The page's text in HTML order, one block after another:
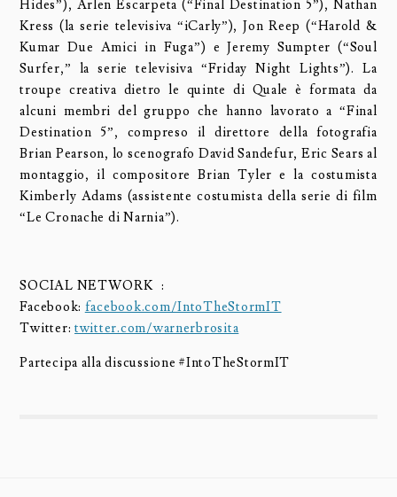
Hides”), Arlen Escarpeta (“Final Destination 5”), Nathan
Kress (la serie televisiva “iCarly”), Jon Reep (“Harold &
Kumar Due Amici in Fuga”) e Jeremy Sumpter (“Soul
Surfer,” la serie televisiva “Friday Night Lights”). La
troupe creativa dietro le quinte di Quale è formata da
alcuni membri del gruppo che hanno lavorato a “Final
Destination 5”, compreso il direttore della fotografia
Brian Pearson, lo scenografo David Sandefur, Eric Sears al
montaggio, il compositore Brian Tyler e la costumista
Kimberly Adams (assistente costumista della serie di film
“Le Cronache di Narnia”).
SOCIAL NETWORK :
Facebook: facebook.com/IntoTheStormIT
Twitter:twitter.com/warnerbrosita
Partecipa alla discussione #IntoTheStormIT